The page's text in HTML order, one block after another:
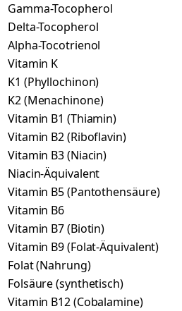
Gamma-Tocopherol
Delta-Tocopherol
Alpha-Tocotrienol
Vitamin K
K1 (Phyllochinon)
K2 (Menachinone)
Vitamin B1 (Thiamin)
Vitamin B2 (Riboflavin)
Vitamin B3 (Niacin)
Niacin-Äquivalent
Vitamin B5 (Pantothensäure)
Vitamin B6
Vitamin B7 (Biotin)
Vitamin B9 (Folat-Äquivalent)
Folat (Nahrung)
Folsäure (synthetisch)
Vitamin B12 (Cobalamine)